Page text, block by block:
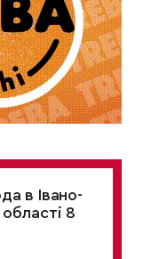
в Івано-
8